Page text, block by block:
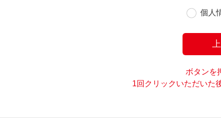
個人
ボタンを
1回クリックいただいた